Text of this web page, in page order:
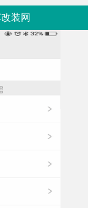
装网